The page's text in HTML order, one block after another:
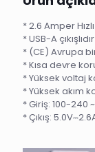
* 2.6 Amper
* USB-A çıkışlıdır
* (CE) Avrupa
* Kısa devre
* Yüksek voltaj
* Yüksek akım
* Giriş: 100-240
* Çıkış: